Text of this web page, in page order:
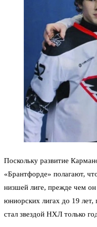
Поскольку развитие
«Брантфорде» полагают,
низшей лиге, прежде чем
юниорских лигах до 19
стал звездой НХЛ только